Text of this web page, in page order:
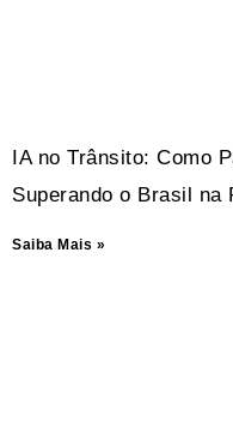
IA no Trânsito: Como
Superando o Brasil
Saiba Mais »